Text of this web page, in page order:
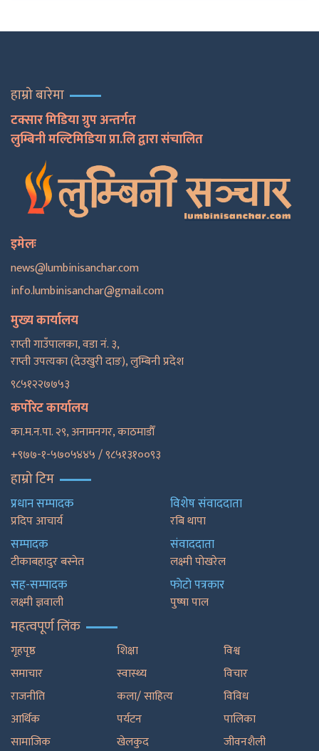
हाम्रो बारेमा
टक्सार मिडिया ग्रुप अन्तर्गत
लुम्बिनी मल्टिमिडिया प्रा.लि द्वारा संचालित
इमेलः
news@lumbinisanchar.com
info.lumbinisanchar@gmail.com
मुख्य कार्यालय
राप्ती गाउँपालका, वडा नं. ३,
राप्ती उपत्यका (देउखुरी दाङ), लुम्बिनी प्रदेश
९८५१२२७७५३
कर्पोरेट कार्यालय
का.म.न.पा. २९, अनामनगर, काठमाडाैँ
+९७७-१-५७०५४४५ / ९८५१३१००९३
हाम्रो टिम
प्रधान सम्पादक
प्रदिप आचार्य
सम्पादक
टीकाबहादुर बस्नेत
सह-सम्पादक
लक्ष्मी ज्ञवाली
विशेष संवाददाता
रबि थापा
संवाददाता
लक्ष्मी पोखरेल
फाेटाे पत्रकार
पुष्षा पाल
महत्वपूर्ण लिंक
गृहपृष्ठ
समाचार
राजनीति
आर्थिक
सामाजिक
शिक्षा
स्वास्थ्य
कला/ साहित्य
पर्यटन
खेलकुद
विश्व
विचार
विविध
पालिका
जीवनशैली